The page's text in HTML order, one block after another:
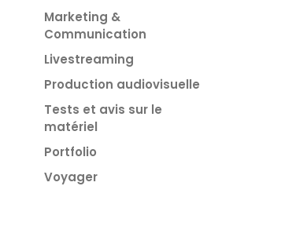
Marketing &
Communication
Livestreaming
Production audiovisuelle
Tests et avis sur le
matériel
Portfolio
Voyager